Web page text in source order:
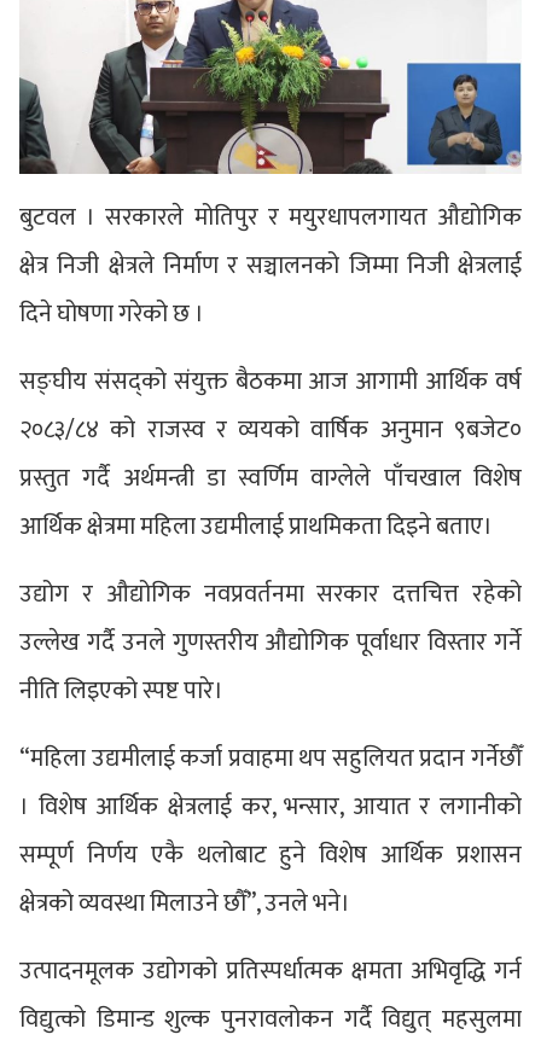
बुटवल । सरकारले मोतिपुर र मयुरधापलगायत औद्योगिक
क्षेत्र निजी क्षेत्रले निर्माण र सञ्चालनको जिम्मा निजी क्षेत्रलाई
दिने घोषणा गरेको छ ।
सङ्घीय संसद्को संयुक्त बैठकमा आज आगामी आर्थिक वर्ष
२०८३/८४ को राजस्व र व्ययको वार्षिक अनुमान ९बजेट०
प्रस्तुत गर्दै अर्थमन्त्री डा स्वर्णिम वाग्लेले पाँचखाल विशेष
आर्थिक क्षेत्रमा महिला उद्यमीलाई प्राथमिकता दिइने बताए।
उद्योग र औद्योगिक नवप्रवर्तनमा सरकार दत्तचित्त रहेको
उल्लेख गर्दै उनले गुणस्तरीय औद्योगिक पूर्वाधार विस्तार गर्ने
नीति लिइएको स्पष्ट पारे।
“महिला उद्यमीलाई कर्जा प्रवाहमा थप सहुलियत प्रदान गर्नेछौँ
। विशेष आर्थिक क्षेत्रलाई कर, भन्सार, आयात र लगानीको
सम्पूर्ण निर्णय एकै थलोबाट हुने विशेष आर्थिक प्रशासन
क्षेत्रको व्यवस्था मिलाउने छौँ”, उनले भने।
उत्पादनमूलक उद्योगको प्रतिस्पर्धात्मक क्षमता अभिवृद्धि गर्न
विद्युत्को डिमान्ड शुल्क पुनरावलोकन गर्दै विद्युत् महसुलमा